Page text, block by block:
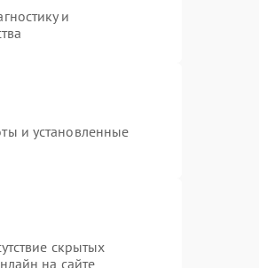
и
и установленные
скрытых
на сайте